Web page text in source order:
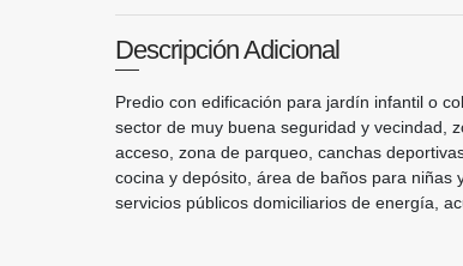
Descripción Adicional
Predio con edificación para jardín infantil o
sector de muy buena seguridad y vecindad,
acceso, zona de parqueo, canchas
cocina y depósito, área de baños para niñas
servicios públicos domiciliarios de energía,